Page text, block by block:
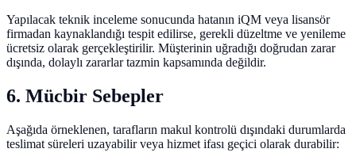
Yapılacak teknik inceleme sonucunda hatanın iQM veya lisansör
firmadan kaynaklandığı tespit edilirse, gerekli düzeltme ve yenileme
ücretsiz olarak gerçekleştirilir. Müşterinin uğradığı doğrudan zarar
dışında, dolaylı zararlar tazmin kapsamında değildir.
6. Mücbir Sebepler
Aşağıda örneklenen, tarafların makul kontrolü dışındaki durumlarda
teslimat süreleri uzayabilir veya hizmet ifası geçici olarak durabilir: